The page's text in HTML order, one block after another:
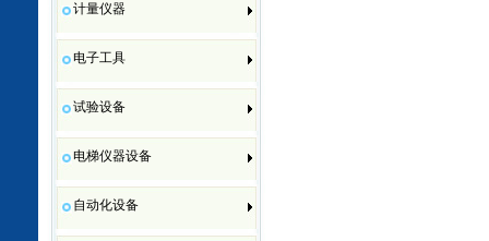
计量仪器
电子工具
试验设备
电梯仪器设备
自动化设备